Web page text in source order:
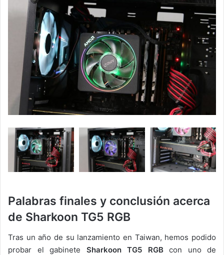
Palabras finales y conclusión acerca
de Sharkoon TG5 RGB
Tras un año de su lanzamiento en Taiwan, hemos podido
probar el gabinete Sharkoon TG5 RGBcon uno de